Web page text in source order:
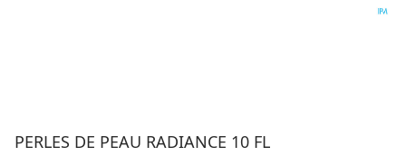
PERLES DE PEAU RADIANCE 10 FL